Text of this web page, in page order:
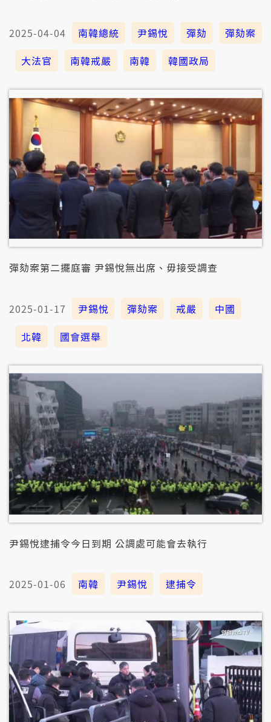
2025-04-04 南韓總統 尹錫悅 彈劾
彈劾案
大法官
南韓戒嚴 南韓 韓國政局
彈劾案第二擺庭審 尹錫悅無出席、毋接受調查
2025-01-17 尹錫悅 彈劾案 戒嚴
中國
北韓
國會選舉
尹錫悅逮捕令今日到期 公調處可能會去執行
2025-01-06 南韓 尹錫悅 逮捕令